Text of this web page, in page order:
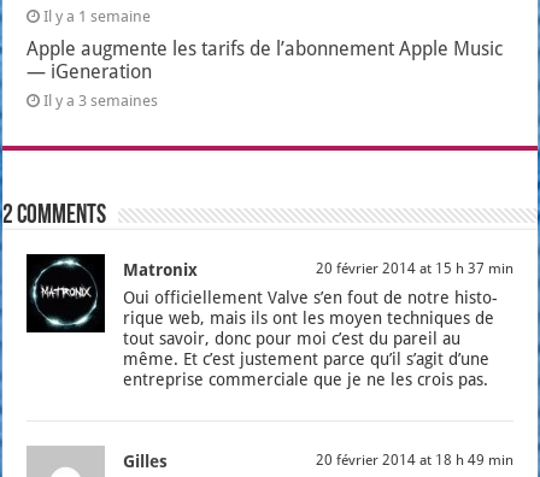
Il y a 1 semaine
Apple augmente les tarifs de l’abonnement Apple Music
— iGeneration
Il y a 3 semaines
2 comments
Matronix 20 février 2014 at 15 h 37 min
Oui offi­ciel­le­ment Valve s’en fout de notre his­to­
rique web, mais ils ont les moyen tech­niques de
tout savoir, donc pour moi c’est du pareil au
même. Et c’est jus­te­ment parce qu’il s’a­git d’une
entre­prise com­mer­ciale que je ne les crois pas.
Gilles 20 février 2014 at 18 h 49 min